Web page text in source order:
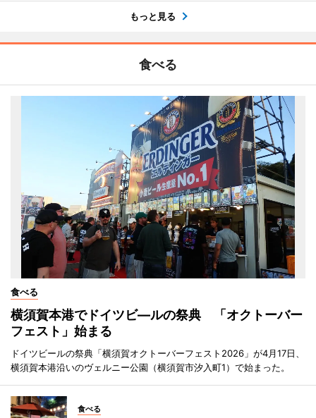
もっと見る
食べる
食べる
横須賀本港でドイツビ―ルの祭典 「オクトーバー
フェスト」始まる
ドイツビールの祭典「横須賀オクトーバーフェスト2026」が4月17日、
横須賀本港沿いのヴェルニー公園（横須賀市汐入町1）で始まった。
食べる